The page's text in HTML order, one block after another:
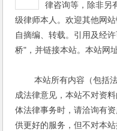
律咨询等，除非另
级律师本人。欢迎其他网
自摘编、转载。引用及经
桥"，并链接本站。本站网
本站所有内容（包括法
成法律意见，本站不对资
体法律事务时，请洽询有
供更好的服务，但不对本